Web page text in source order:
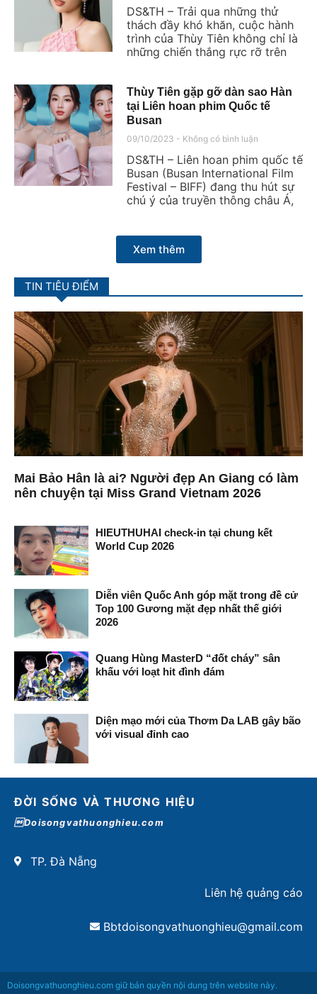
DS&TH – Trải qua những thử
thách đầy khó khăn, cuộc hành
trình của Thùy Tiên không chỉ là
những chiến thắng rực rỡ trên
Thùy Tiên gặp gỡ dàn sao Hàn
tại Liên hoan phim Quốc tế
Busan
09/10/2023 Không có bình luận
DS&TH – Liên hoan phim quốc tế
Busan (Busan International Film
Festival – BIFF) đang thu hút sự
chú ý của truyền thông châu Á,
Xem thêm
TIN TIÊU ĐIỂM
Mai Bảo Hân là ai? Người đẹp An Giang có làm
nên chuyện tại Miss Grand Vietnam 2026
HIEUTHUHAI check-in tại chung kết
World Cup 2026
Diễn viên Quốc Anh góp mặt trong đề cử
Top 100 Gương mặt đẹp nhất thế giới
2026
Quang Hùng MasterD “đốt cháy” sân
khấu với loạt hit đình đám
Diện mạo mới của Thơm Da LAB gây bão
với visual đỉnh cao
ĐỜI SỐNG VÀ THƯƠNG HIỆU
Doisongvathuonghieu.com
TP. Đà Nẵng
Liên hệ quảng cáo
Bbtdoisongvathuonghieu@gmail.com
Doisongvathuonghieu.com giữ bản quyền nội dung trên website này.